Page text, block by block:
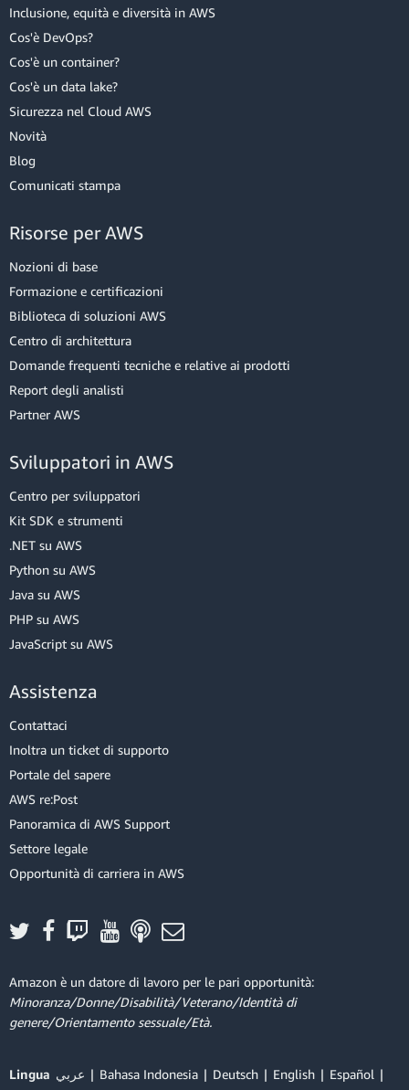
Inclusione, equità e diversità in AWS
Cos'è DevOps?
Cos'è un container?
Cos'è un data lake?
Sicurezza nel Cloud AWS
Novità
Blog
Comunicati stampa
Risorse per AWS
Nozioni di base
Formazione e certificazioni
Biblioteca di soluzioni AWS
Centro di architettura
Domande frequenti tecniche e relative ai prodotti
Report degli analisti
Partner AWS
Sviluppatori in AWS
Centro per sviluppatori
Kit SDK e strumenti
.NET su AWS
Python su AWS
Java su AWS
PHP su AWS
JavaScript su AWS
Assistenza
Contattaci
Inoltra un ticket di supporto
Portale del sapere
AWS re:Post
Panoramica di AWS Support
Settore legale
Opportunità di carriera in AWS
Amazon è un datore di lavoro per le pari opportunità:
Minoranza/Donne/Disabilità/Veterano/Identità di
genere/Orientamento sessuale/Età.
Lingua عربي Bahasa Indonesia Deutsch English Español